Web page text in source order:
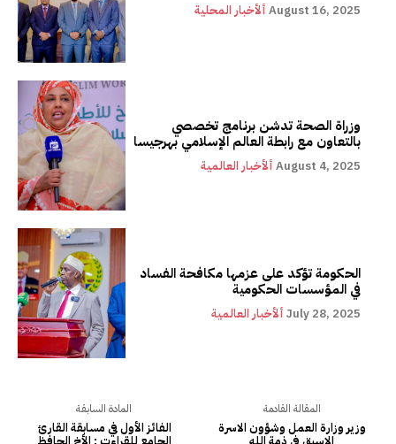
ألأخبار المحلية August 16, 2025
وزراة الصحة تدشن برنامج تخصصي
بالتعاون مع رابطة العالم الإسلامي بهرجيسا
ألأخبار العالمية August 4, 2025
الحكومة تؤكد على عزمها مكافحة الفساد
في المؤسسات الحكومية
ألأخبار العالمية July 28, 2025
المادة السابقة
الفائز الأول في مسابقة القارئ
الجامع للقراءت : الأخ الحافظ
المقالة القادمة
وزير وزارة العمل وشؤون الاسرة
الاسبق في ذمة الله